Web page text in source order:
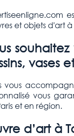
et objets d'art à
vases
vous
vous
et en région.
d’art à